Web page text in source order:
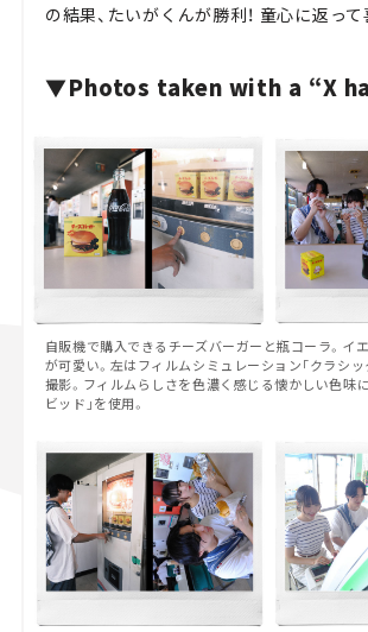
の結果、たいがくんが勝利！ 童心に返って
▼Photos taken with a “X
自販機で購入できるチーズバーガーと瓶コーラ。イ
が可愛い。左はフィルムシミュレーション「クラシッ
撮影。フィルムらしさを色濃く感じる懐かしい色味
ビッド」を使用。